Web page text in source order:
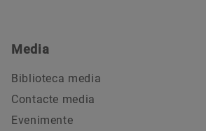
Media
Biblioteca media
Contacte media
Evenimente